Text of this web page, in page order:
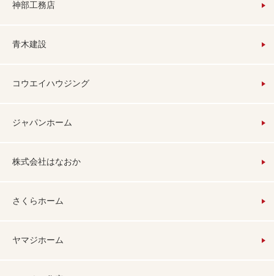
神部工務店
青木建設
コウエイハウジング
ジャパンホーム
株式会社はなおか
さくらホーム
ヤマジホーム